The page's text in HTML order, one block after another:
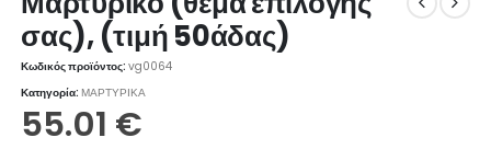
σας), (τιμή 50άδας)
Κωδικός προϊόντος:vg0064
Κατηγορία:ΜΑΡΤΥΡΙΚΑ
55.01 €